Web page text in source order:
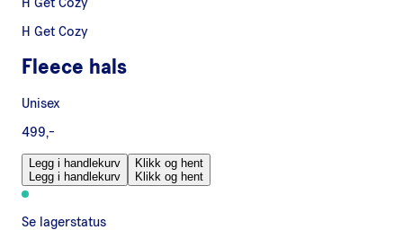
H Get Cozy
Fleece hals
Unisex
499,-
Legg i handlekurv
Legg i handlekurv
Klikk og hent
Klikk og hent
Se lagerstatus